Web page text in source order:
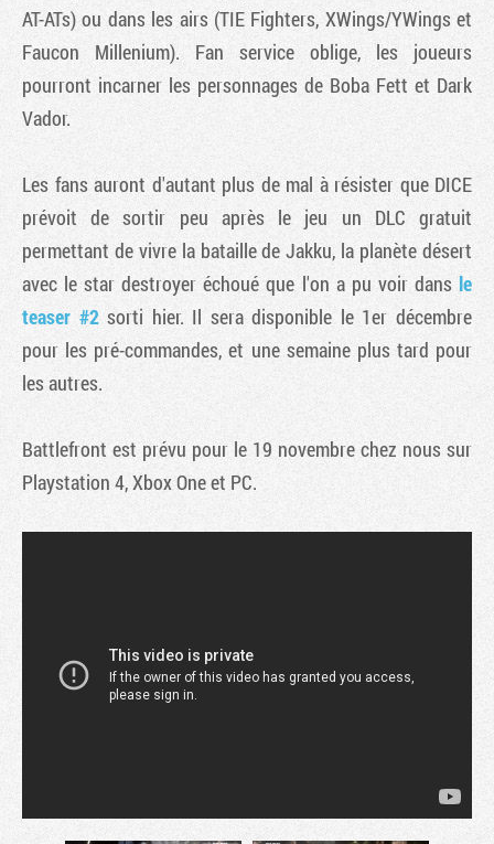
AT-ATs) ou dans les airs (TIE Fighters, XWings/YWings et
Faucon Millenium). Fan service oblige, les joueurs
pourront incarner les personnages de Boba Fett et Dark
Vador.
Les fans auront d'autant plus de mal à résister que DICE
prévoit de sortir peu après le jeu un DLC gratuit
permettant de vivre la bataille de Jakku, la planète désert
avec le star destroyer échoué que l'on a pu voir dans le
teaser #2sorti hier. Il sera disponible le 1er décembre
pour les pré-commandes, et une semaine plus tard pour
les autres.
Battlefront est prévu pour le 19 novembre chez nous sur
Playstation 4, Xbox One et PC.